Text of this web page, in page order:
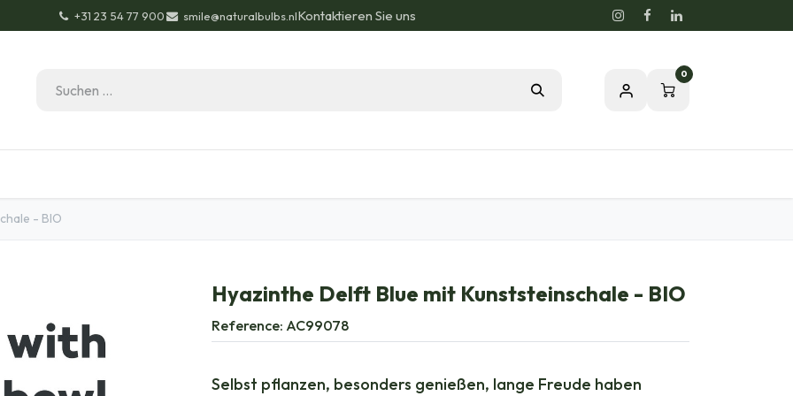
+31 23 54 77 900 smile@naturalbulbs.nlKontaktieren Sie uns
0
- BIO
Hyazinthe Delft Blue mit Kunststeinschale - BIO
Reference: AC99078
Selbst pflanzen, besonders genießen, lange Freude haben